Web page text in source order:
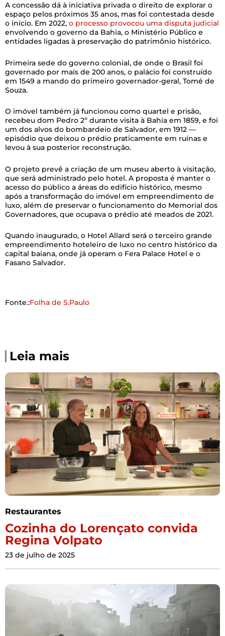
A concessão dá à iniciativa privada o direito de explorar o
espaço pelos próximos 35 anos, mas foi contestada desde
o início. Em 2022, o processo provocou uma disputa judicial
envolvendo o governo da Bahia, o Ministério Público e
entidades ligadas à preservação do patrimônio histórico.
Primeira sede do governo colonial, de onde o Brasil foi
governado por mais de 200 anos, o palácio foi construído
em 1549 a mando do primeiro governador-geral, Tomé de
Souza.
O imóvel também já funcionou como quartel e prisão,
recebeu dom Pedro 2º durante visita à Bahia em 1859, e foi
um dos alvos do bombardeio de Salvador, em 1912 —
episódio que deixou o prédio praticamente em ruínas e
levou à sua posterior reconstrução.
O projeto prevê a criação de um museu aberto à visitação,
que será administrado pelo hotel. A proposta é manter o
acesso do público a áreas do edifício histórico, mesmo
após a transformação do imóvel em empreendimento de
luxo, além de preservar o funcionamento do Memorial dos
Governadores, que ocupava o prédio até meados de 2021.
Quando inaugurado, o Hotel Allard será o terceiro grande
empreendimento hoteleiro de luxo no centro histórico da
capital baiana, onde já operam o Fera Palace Hotel e o
Fasano Salvador.
Fonte.:Folha de S.Paulo
Leia mais
Restaurantes
Cozinha do Lorençato convida
Regina Volpato
23 de julho de 2025